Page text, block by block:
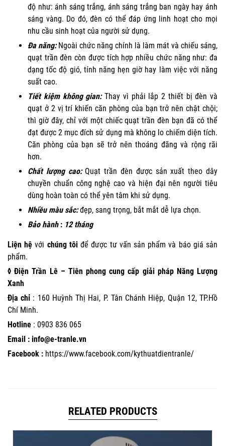
độ như: ánh sáng trắng, ánh sáng trắng ban ngày hay ánh
sáng vàng. Do đó, đèn có thể đáp ứng linh hoạt cho mọi
nhu cầu sinh hoạt của người sử dụng.
Đa năng: Ngoài chức năng chính là làm mát và chiếu sáng,
quạt trần đèn còn được tích hợp nhiều chức năng như: đa
dạng tốc độ gió, tính năng hẹn giờ hay làm việc với năng
suất cao.
Tiết kiệm không gian:Thay vì phải lắp 2 thiết bị đèn và
quạt ở 2 vị trí khiến căn phòng của bạn trở nên chật chội;
thì giờ đây, chỉ với một chiếc quạt trần đèn bạn đã có thể
đạt được 2 mục đích sử dụng mà không lo chiếm diện tích.
Căn phòng của bạn sẽ trở nên thoáng đãng và rộng rãi
hơn.
Chất lượng cao: Quạt trần đèn được sản xuất theo dây
chuyền chuẩn công nghệ cao và hiện đại nên người tiêu
dùng hoàn toàn có thể yên tâm khi sử dụng.
Nhiều màu sắc:đẹp, sang trọng, bắt mắt dễ lựa chọn.
Bảo hành : 12 tháng
Liện hệ với chúng tôi để được tư vấn sản phẩm và báo giá sản
phẩm.
◊ Điện Trần Lê – Tiên phong cung cấp giải pháp Năng Lượng
Xanh
Địa chỉ : 160 Huỳnh Thị Hai, P. Tân Chánh Hiệp, Quận 12, TP.Hồ
Chí Minh.
Hotline : 0903 836 065
Email : info@e-tranle.vn
Facebook : https://www.facebook.com/kythuatdientranle/
RELATED PRODUCTS